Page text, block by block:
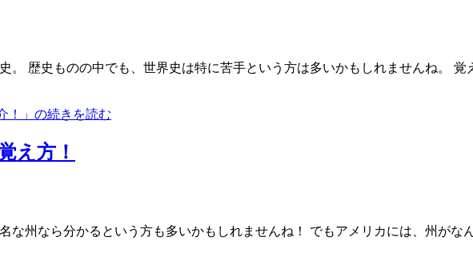
。 歴史ものの中でも、世界史は特に苦手という方は多いかもしれませんね。
！」の続きを読む
え方！
州なら分かるという方も多いかもしれませんね！ でもアメリカには、州がな